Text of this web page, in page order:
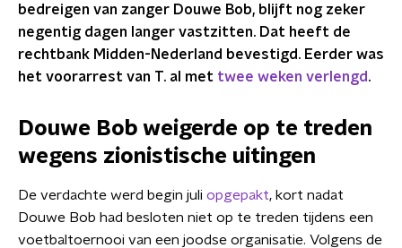
bedreigen van zanger Douwe Bob, blijft nog zeker
negentig dagen langer vastzitten. Dat heeft de
rechtbank Midden-Nederland bevestigd. Eerder was
het voorarrest van T. al met twee weken verlengd.
Douwe Bob weigerde op te treden
wegens zionistische uitingen
De verdachte werd begin juli opgepakt, kort nadat
Douwe Bob had besloten niet op te treden tijdens een
voetbaltoernooi van een joodse organisatie. Volgens de